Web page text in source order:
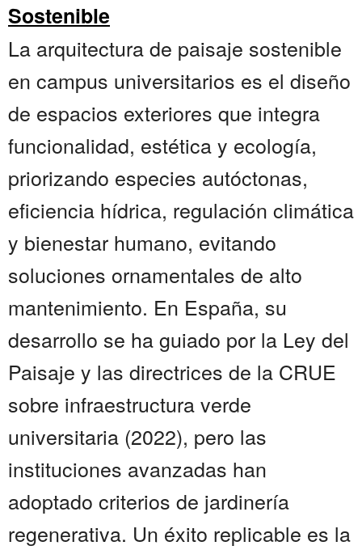
Sostenible
La arquitectura de paisaje sostenible
en campus universitarios es el diseño
de espacios exteriores que integra
funcionalidad, estética y ecología,
priorizando especies autóctonas,
eficiencia hídrica, regulación climática
y bienestar humano, evitando
soluciones ornamentales de alto
mantenimiento. En España, su
desarrollo se ha guiado por la Ley del
Paisaje y las directrices de la CRUE
sobre infraestructura verde
universitaria (2022), pero las
instituciones avanzadas han
adoptado criterios de jardinería
regenerativa. Un éxito replicable es la